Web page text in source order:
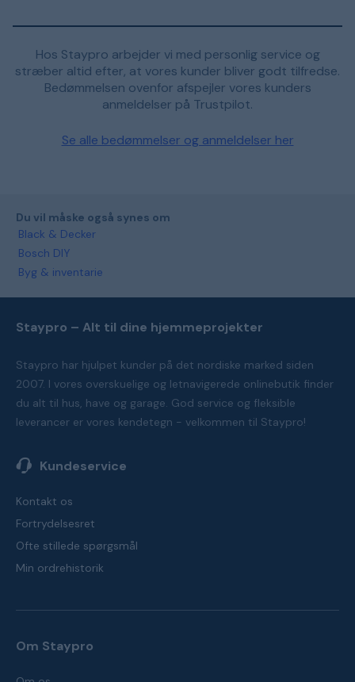
Hos Staypro arbejder vi med personlig service og
stræber altid efter, at vores kunder bliver godt tilfredse.
Bedømmelsen ovenfor afspejler vores kunders
anmeldelser på Trustpilot.
Se alle bedømmelser og anmeldelser her
Du vil måske også synes om
Black & Decker
Bosch DIY
Byg & inventarie
Staypro – Alt til dine hjemmeprojekter
Staypro har hjulpet kunder på det nordiske marked siden
2007. I vores overskuelige og letnavigerede onlinebutik finder
du alt til hus, have og garage. God service og fleksible
leverancer er vores kendetegn - velkommen til Staypro!
Kundeservice
Kontakt os
Fortrydelsesret
Ofte stillede spørgsmål
Min ordrehistorik
Om Staypro